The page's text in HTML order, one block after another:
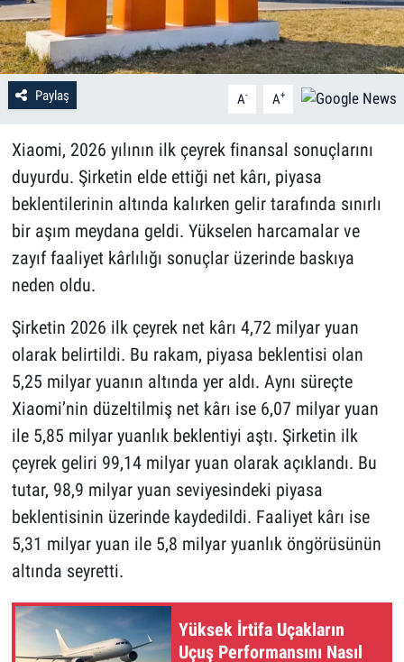
Paylaş A- A+
Xiaomi, 2026 yılının ilk çeyrek finansal sonuçlarını
duyurdu. Şirketin elde ettiği net kârı, piyasa
beklentilerinin altında kalırken gelir tarafında sınırlı
bir aşım meydana geldi. Yükselen harcamalar ve
zayıf faaliyet kârlılığı sonuçlar üzerinde baskıya
neden oldu.
Şirketin 2026 ilk çeyrek net kârı 4,72 milyar yuan
olarak belirtildi. Bu rakam, piyasa beklentisi olan
5,25 milyar yuanın altında yer aldı. Aynı süreçte
Xiaomi’nin düzeltilmiş net kârı ise 6,07 milyar yuan
ile 5,85 milyar yuanlık beklentiyi aştı. Şirketin ilk
çeyrek geliri 99,14 milyar yuan olarak açıklandı. Bu
tutar, 98,9 milyar yuan seviyesindeki piyasa
beklentisinin üzerinde kaydedildi. Faaliyet kârı ise
5,31 milyar yuan ile 5,8 milyar yuanlık öngörüsünün
altında seyretti.
Yüksek İrtifa Uçakların
Uçuş Performansını Nasıl